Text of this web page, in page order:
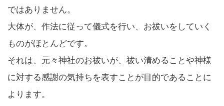
ではありません。
大体が、作法に従って儀式を行い、お祓いをしていく
ものがほとんどです。
それは、元々神社のお祓いが、祓い清めることや神様
に対する感謝の気持ちを表すことが目的であることに
よります。